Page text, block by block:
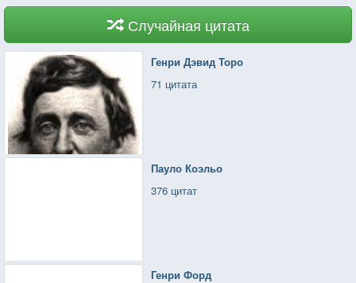
Случайная цитата
Генри Дэвид Торо
71 цитата
Пауло Коэльо
376 цитат
Генри Форд